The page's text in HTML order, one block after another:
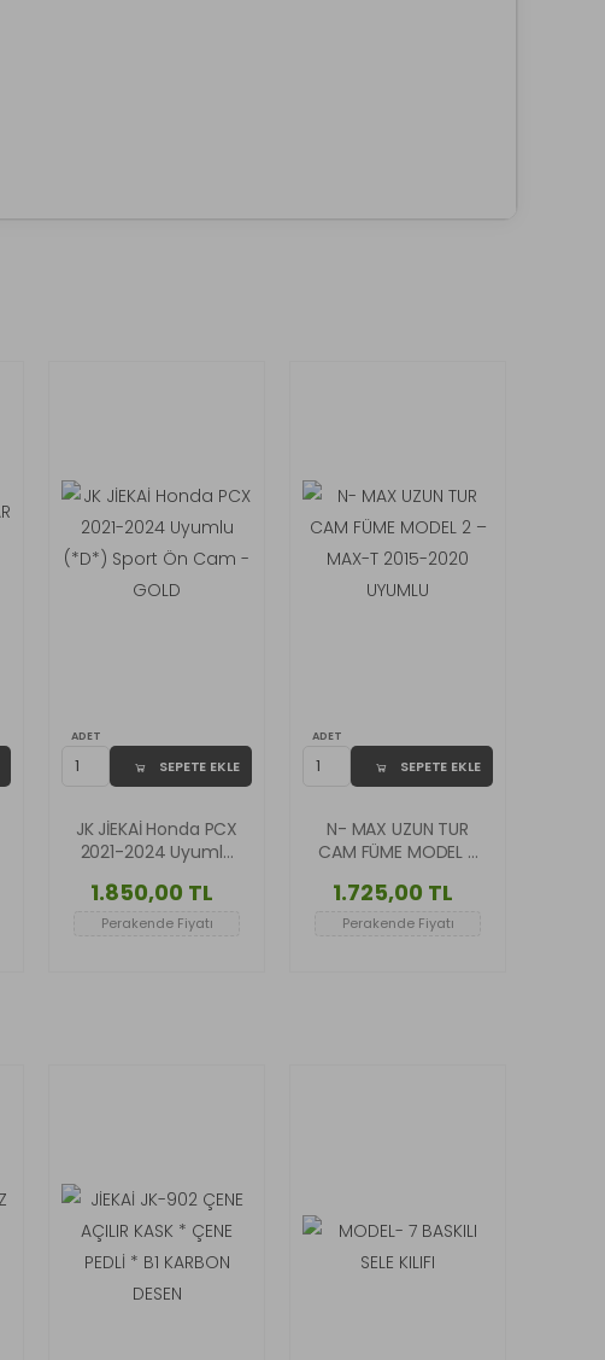
ADET
SEPETE EKLE
JK JİEKAİ Honda PCX
2021-2024 Uyumlu
Cam - GOLD
1.850,00 TL
Perakende Fiyatı
ADET
SEPETE EKLE
N- MAX UZUN TUR
CAM FÜME MODEL 2
UYUMLU
1.725,00 TL
Perakende Fiyatı